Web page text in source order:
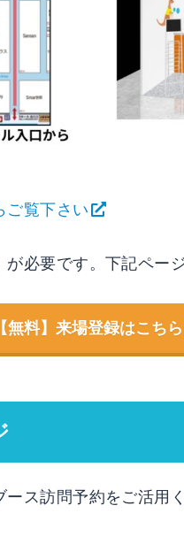
ご覧下さい
必要です。下記ペー
【無料】来場登録はこちら
ス訪問予約をご活用く